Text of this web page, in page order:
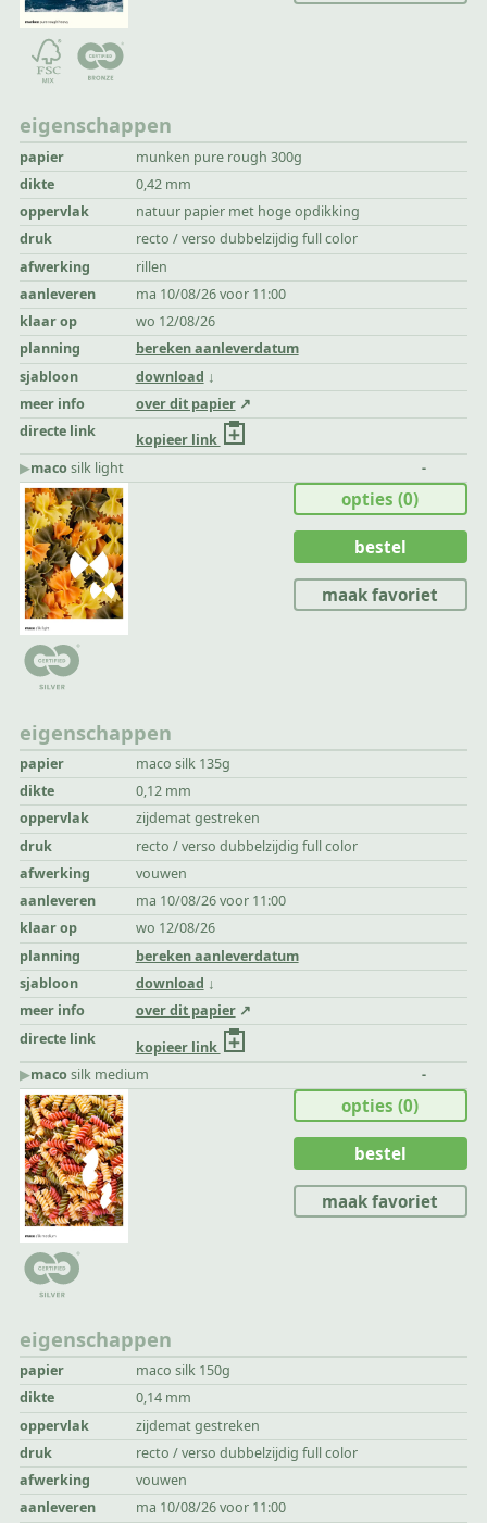
eigenschappen
papier
munken pure rough 300g
dikte
0,42 mm
oppervlak
natuur papier met hoge opdikking
druk
recto / verso dubbelzijdig full color
afwerking
rillen
aanleveren
ma 10/08/26 voor 11:00
klaar op
wo 12/08/26
planning
bereken aanleverdatum
sjabloon
download
meer info
over dit papier
directe link
kopieer link
▶︎macosilk light -
eigenschappen
papier
maco silk 135g
dikte
0,12 mm
oppervlak
zijdemat gestreken
druk
recto / verso dubbelzijdig full color
afwerking
vouwen
aanleveren
ma 10/08/26 voor 11:00
klaar op
wo 12/08/26
planning
bereken aanleverdatum
sjabloon
download
meer info
over dit papier
directe link
kopieer link
opties(0)
bestel
maak favoriet
▶︎macosilk medium -
eigenschappen
papier
maco silk 150g
dikte
0,14 mm
oppervlak
zijdemat gestreken
druk
recto / verso dubbelzijdig full color
afwerking
vouwen
aanleveren
ma 10/08/26 voor 11:00
opties(0)
bestel
maak favoriet